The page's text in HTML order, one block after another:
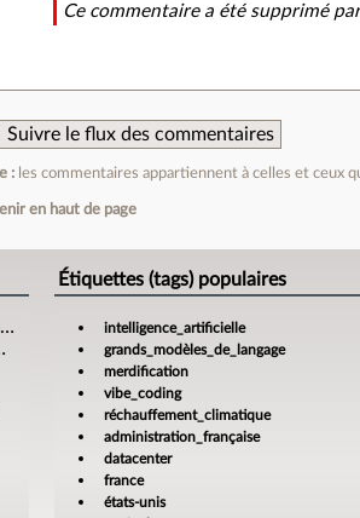
Ce commentaire a été supprimé
Suivre le flux des commentaires
: les commentaires appartiennent à celles et ceux
en haut de page
Étiquettes (tags) populaires
intelligence_artificielle
grands_modèles_de_langage
merdification
vibe_coding
réchauffement_climatique
administration_française
datacenter
france
états-unis